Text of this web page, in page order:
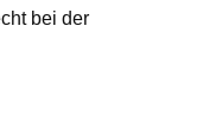
bei der